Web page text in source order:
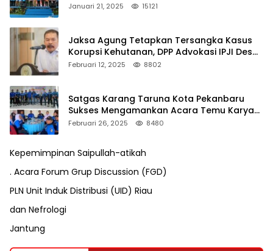
Januari 21, 2025 15121
Jaksa Agung Tetapkan Tersangka Kasus
Korupsi Kehutanan, DPP Advokasi IPJI Desak
Pengusutan Pajak RAPP
Februari 12, 2025 8802
Satgas Karang Taruna Kota Pekanbaru
Sukses Mengamankan Acara Temu Karya
VII Karang Taruna Pekanbaru
Februari 26, 2025 8480
Kepemimpinan Saipullah-atikah
. Acara Forum Grup Discussion (FGD)
PLN Unit Induk Distribusi (UID) Riau
dan Nefrologi
Jantung